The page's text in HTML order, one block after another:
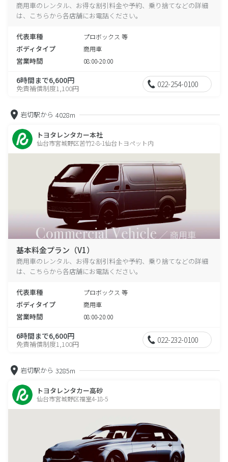
商用車のレンタル、お得な割引料金や予約、乗り捨てなどの詳細
は、こちらから各店舗にお電話ください。
代表車種 プロボックス 等
ボディタイプ 商用車
営業時間 08:00-20:00
6時間まで6,600円
免責補償制度1,100円 022-254-0100
岩切駅から 4028m
トヨタレンタカー本社
仙台市宮城野区苦竹2-8-1仙台トヨペット内
基本料金プラン（V1）
商用車のレンタル、お得な割引料金や予約、乗り捨てなどの詳細
は、こちらから各店舗にお電話ください。
代表車種 プロボックス 等
ボディタイプ 商用車
営業時間 08:00-20:00
6時間まで6,600円
免責補償制度1,100円 022-232-0100
岩切駅から 3285m
トヨタレンタカー高砂
仙台市宮城野区福室4-18-5